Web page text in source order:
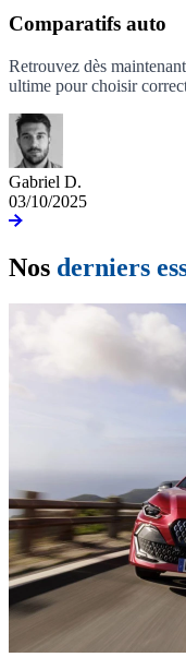
Comparatifs auto
Retrouvez dès
ultime pour choisir
Gabriel D.
03/10/2025
Nos derniers